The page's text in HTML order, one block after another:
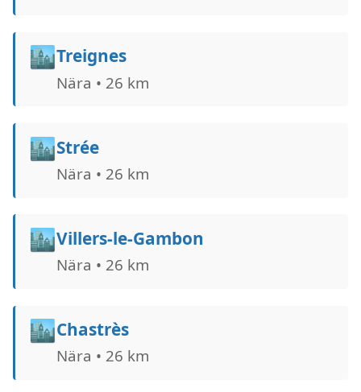
🏙️Treignes
Nära • 26 km
🏙️Strée
Nära • 26 km
🏙️Villers-le-Gambon
Nära • 26 km
🏙️Chastrès
Nära • 26 km